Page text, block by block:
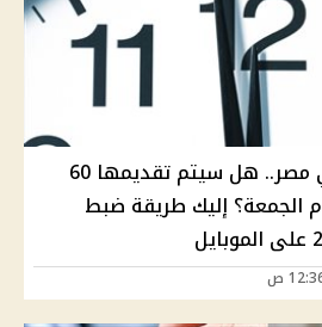
قبل تغيير الساعة في مصر.. هل سيتم تقديمها 60
الجمعة؟ إليك طريقة ضبط